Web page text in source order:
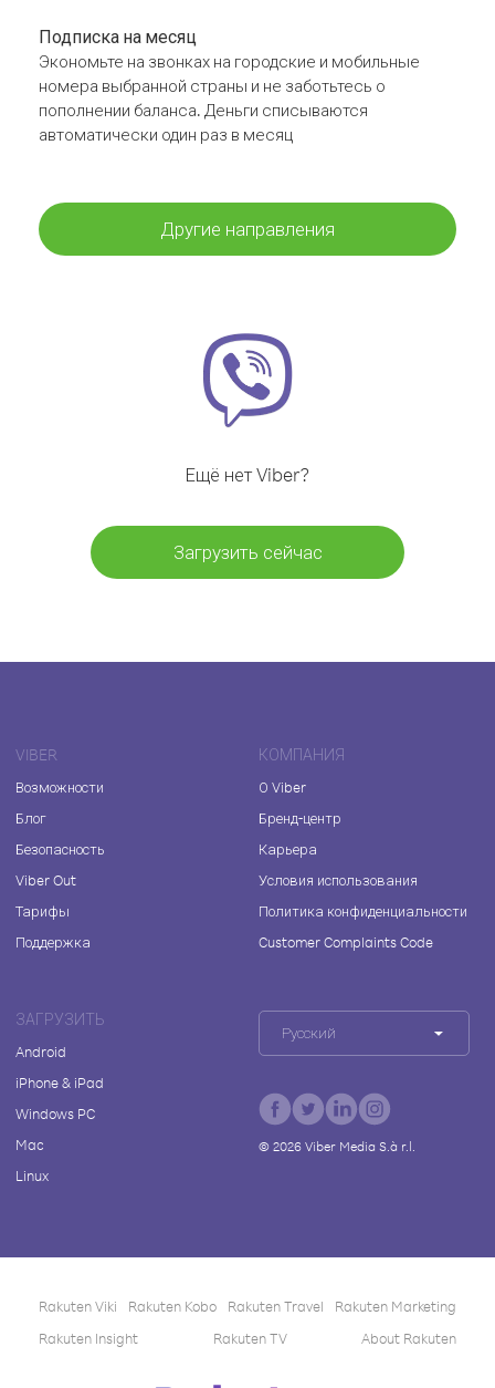
Подписка на месяц
Экономьте на звонках на городские и мобильные
номера выбранной страны и не заботьтесь о
пополнении баланса. Деньги списываются
автоматически один раз в месяц
Другие направления
Ещё нет Viber?
Загрузить сейчас
VIBER
Возможности
Блог
Безопасность
Viber Out
Тарифы
Поддержка
КОМПАНИЯ
О Viber
Бренд-центр
Карьера
Условия использования
Политика конфиденциальности
Customer Complaints Code
ЗАГРУЗИТЬ
Android
iPhone & iPad
Windows PC
Mac
Linux
Русский
© 2026Viber Media S.à r.l.
Rakuten Viki Rakuten Kobo Rakuten Travel
Rakuten Marketing
Rakuten Insight
Rakuten TV About Rakuten